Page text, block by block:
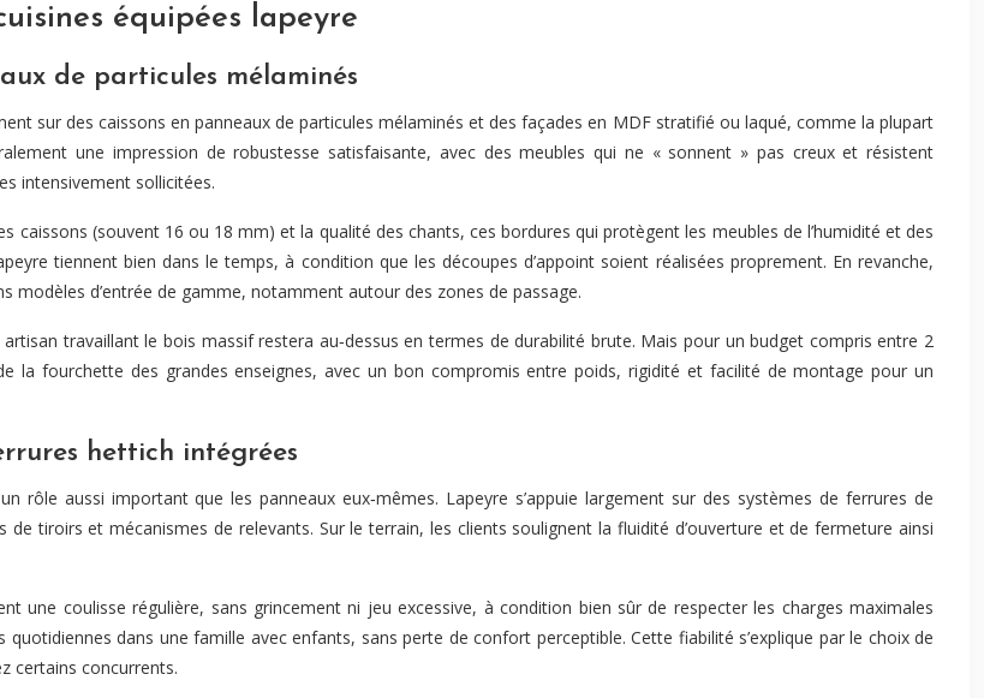
équipées lapeyre
de particules mélaminés
sur des caissons en panneaux de particules mélaminés et des façades en MDF stratifié ou laqué, comme la plupart
une impression de robustesse satisfaisante, avec des meubles qui ne « sonnent » pas creux et résistent
intensivement sollicitées.
caissons (souvent 16 ou 18 mm) et la qualité des chants, ces bordures qui protègent les meubles de l’humidité et des
tiennent bien dans le temps, à condition que les découpes d’appoint soient réalisées proprement. En revanche,
d’entrée de gamme, notamment autour des zones de passage.
travaillant le bois massif restera au‑dessus en termes de durabilité brute. Mais pour un budget compris entre 2
la fourchette des grandes enseignes, avec un bon compromis entre poids, rigidité et facilité de montage pour un
hettich intégrées
rôle aussi important que les panneaux eux‑mêmes. Lapeyre s’appuie largement sur des systèmes de ferrures de
tiroirs et mécanismes de relevants. Sur le terrain, les clients soulignent la fluidité d’ouverture et de fermeture ainsi
une coulisse régulière, sans grincement ni jeu excessive, à condition bien sûr de respecter les charges maximales
dans une famille avec enfants, sans perte de confort perceptible. Cette fiabilité s’explique par le choix de
certains concurrents.